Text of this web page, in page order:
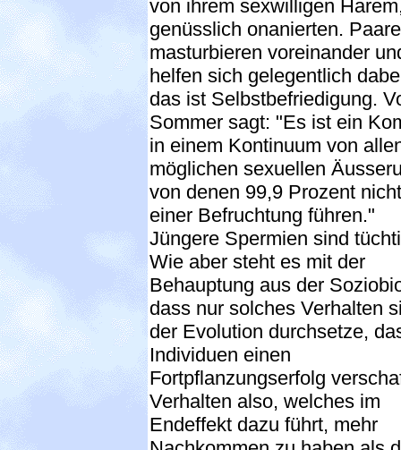
von ihrem sexwilligen
genüsslich onanierten. Paare
masturbieren voreinander
helfen sich gelegentlich
das ist Selbstbefriedigung.
Sommer sagt: "Es ist ein
in einem Kontinuum von
möglichen sexuellen
von denen 99,9 Prozent
einer Befruchtung führen."
Jüngere Spermien sind
Wie aber steht es mit der
Behauptung aus der
dass nur solches Verhalten
der Evolution durchsetze,
Individuen einen
Fortpflanzungserfolg
Verhalten also, welches im
Endeffekt dazu führt, mehr